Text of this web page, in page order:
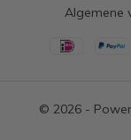
© 2026 -
Algemene